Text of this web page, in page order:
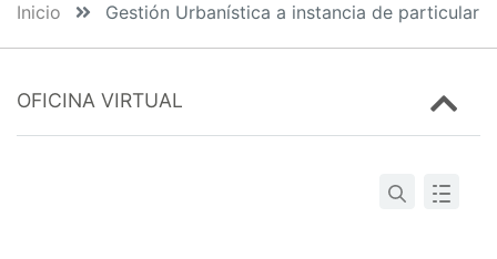
Inicio Gestión Urbanística a instancia de particular
OFICINA VIRTUAL